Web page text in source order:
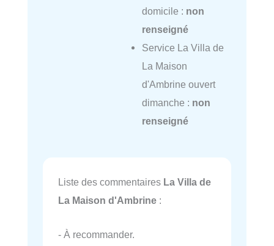
domicile : non
renseigné
Service La Villa de
La Maison
d'Ambrine ouvert
dimanche : non
renseigné
Liste des commentaires La Villa de
La Maison d'Ambrine :
- À recommander.